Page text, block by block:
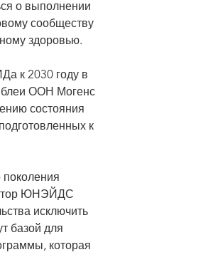
о выполнении
сообществу
здоровью.
к 2030 году в
ООН Могенс
состояния
к
поколения
ЮНЭЙДС
исключить
базой для
которая